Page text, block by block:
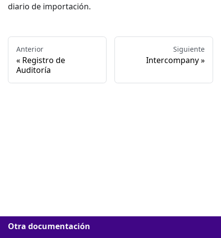
diario de importación.
Anterior
Registro de
Auditoría
Siguiente
Intercompany
Otra documentación